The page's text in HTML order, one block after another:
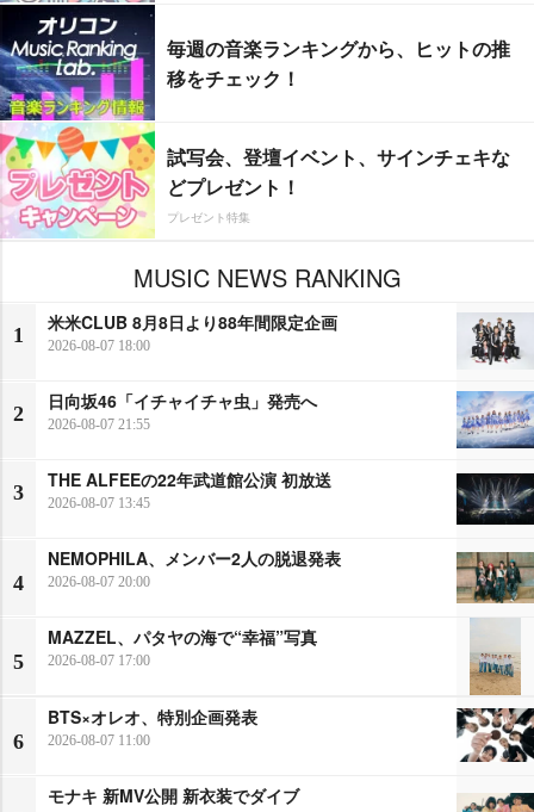
毎週の音楽ランキングから、ヒットの推
移をチェック！
試写会、登壇イベント、サインチェキな
どプレゼント！
プレゼント特集
MUSIC NEWS RANKING
1
米米CLUB 8月8日より88年間限定企画
2026-08-07 18:00
2
日向坂46「イチャイチャ虫」発売へ
2026-08-07 21:55
3
THE ALFEEの22年武道館公演 初放送
2026-08-07 13:45
4
NEMOPHILA、メンバー2人の脱退発表
2026-08-07 20:00
5
MAZZEL、パタヤの海で“幸福”写真
2026-08-07 17:00
6
BTS×オレオ、特別企画発表
2026-08-07 11:00
モナキ 新MV公開 新衣装でダイブ